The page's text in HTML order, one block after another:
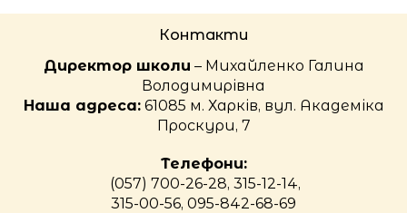
Контакти
Директор школи – Михайленко Галина
Володимирівна
Наша адреса:61085 м. Харків, вул. Академіка
Проскури, 7
Телефони:
(057) 700-26-28, 315-12-14,
315-00-56, 095-842-68-69